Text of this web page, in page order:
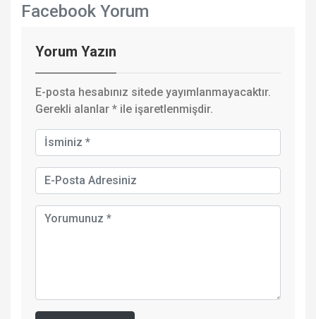
Facebook Yorum
Yorum Yazın
E-posta hesabınız sitede yayımlanmayacaktır.
Gerekli alanlar * ile işaretlenmişdir.